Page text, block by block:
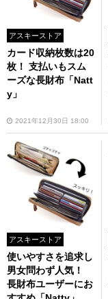
アスキーストア
カード収納枚数は20
枚！ 支払いもスム
ーズな長財布「Natt
y」
2021年12月30日 18:00
アスキーストア
使いやすさを追求し
男女問わず人気！
長財布ユーザーにお